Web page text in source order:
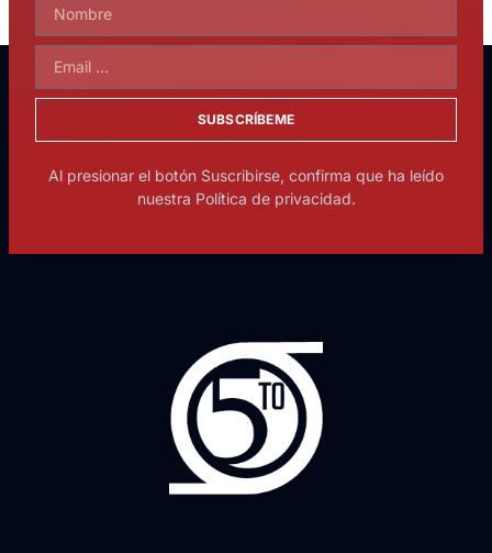
SUBSCRÍBEME
Al presionar el botón Suscribirse, confirma que ha leído
nuestra Política de privacidad.